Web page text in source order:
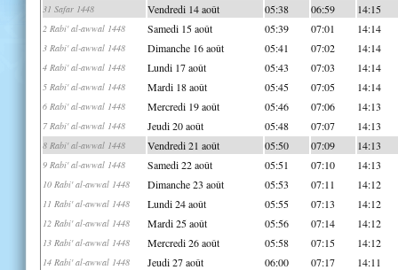
31 Safar 1448 Vendredi 14 août 05:38 06:59 14:15
2 Rabi' al-awwal 1448 Samedi 15 août 05:39 07:01 14:14
3 Rabi' al-awwal 1448 Dimanche 16 août 05:41 07:02 14:14
4 Rabi' al-awwal 1448 Lundi 17 août 05:43 07:03 14:14
5 Rabi' al-awwal 1448 Mardi 18 août 05:45 07:05 14:14
6 Rabi' al-awwal 1448 Mercredi 19 août 05:46 07:06 14:13
7 Rabi' al-awwal 1448 Jeudi 20 août 05:48 07:07 14:13
8 Rabi' al-awwal 1448 Vendredi 21 août 05:50 07:09 14:13
9 Rabi' al-awwal 1448 Samedi 22 août 05:51 07:10 14:13
10 Rabi' al-awwal 1448 Dimanche 23 août 05:53 07:11 14:12
11 Rabi' al-awwal 1448 Lundi 24 août 05:55 07:13 14:12
12 Rabi' al-awwal 1448 Mardi 25 août 05:56 07:14 14:12
13 Rabi' al-awwal 1448 Mercredi 26 août 05:58 07:15 14:12
14 Rabi' al-awwal 1448 Jeudi 27 août 06:00 07:17 14:11